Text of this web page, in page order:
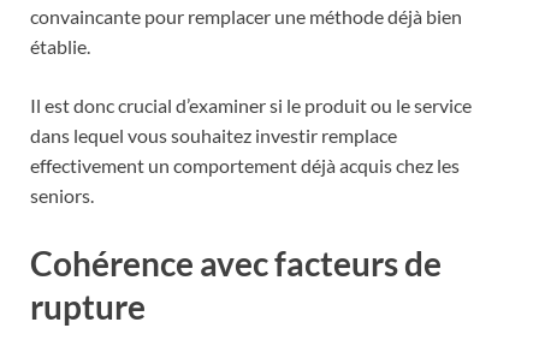
convaincante pour remplacer une méthode déjà bien
établie.
Il est donc crucial d’examiner si le produit ou le service
dans lequel vous souhaitez investir remplace
effectivement un comportement déjà acquis chez les
seniors.
Cohérence avec facteurs de
rupture